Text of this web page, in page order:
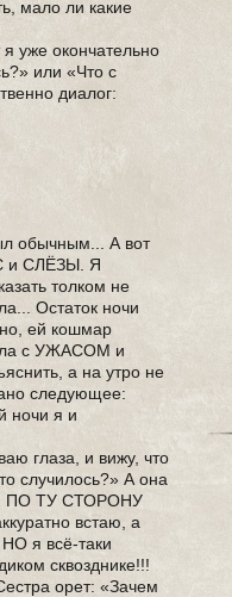
мало ли какие
уже окончательно
или «Что с
диалог:
обычным... А вот
и СЛЁЗЫ. Я
толком не
Остаток ночи
ей кошмар
с УЖАСОМ и
а на утро не
следующее:
ночи я и
глаза, и вижу, что
случилось?» А она
ПО ТУ СТОРОНУ
встаю, а
я всё-таки
сквозднике!!!
орет: «Зачем